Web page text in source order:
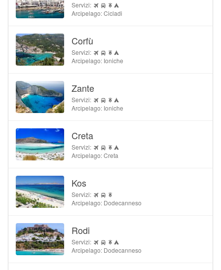
Servizi:
Arcipelago: Cicladi
Corfù
Servizi:
Arcipelago: Ioniche
Zante
Servizi:
Arcipelago: Ioniche
Creta
Servizi:
Arcipelago: Creta
Kos
Servizi:
Arcipelago: Dodecanneso
Rodi
Servizi:
Arcipelago: Dodecanneso